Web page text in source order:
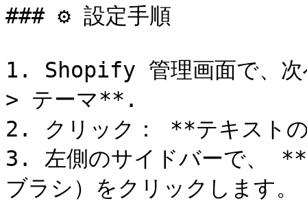
### ⚙️ 設定手順
1. Shopify 管理画面で、次
> テーマ**.
2. クリック： **テキスト
3. 左側のサイドバーで、
ブラシ）をクリックします。